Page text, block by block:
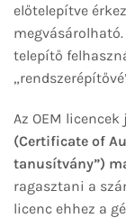
előtelepítve
megvásárolható.
telepítő
Az OEM
(Certificate of
tanusítvány”)
ragasztani a
licenc ehhez a